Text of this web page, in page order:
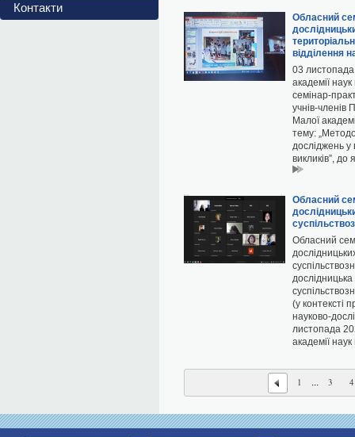
Контакти
Обласний
відділення
03 листопада
академії
семінар-
учнів-членів
Малої
тему:
досліджень у
викликів”, до
Обласний
Обласний
дослідницька
(у контексті
науково-
листопада
академії
1 ... 3 4